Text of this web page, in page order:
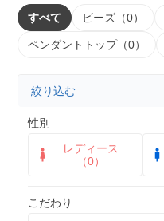
すべて ビーズ（0）
ペンダントトップ（0）
絞り込む
性別
レディース
（0）
こだわり